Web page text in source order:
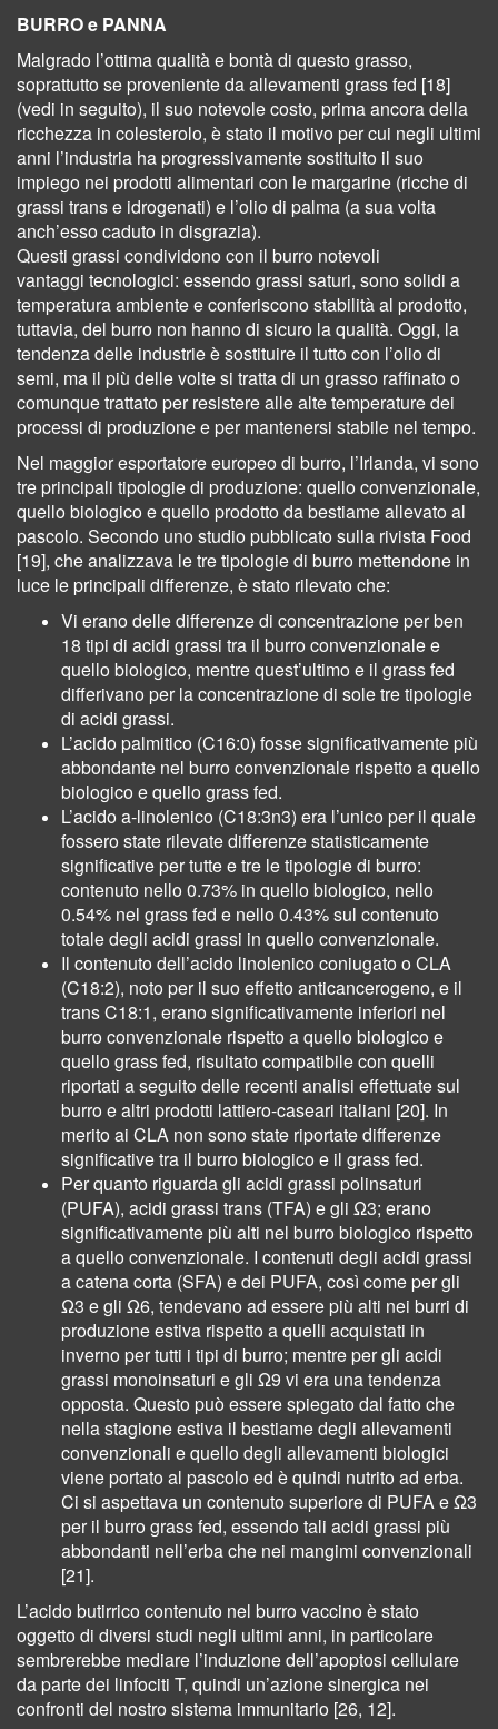
BURRO e PANNA
Malgrado l’ottima qualità e bontà di questo grasso,
soprattutto se proveniente da allevamenti grass fed [18]
(vedi in seguito), il suo notevole costo, prima ancora della
ricchezza in colesterolo, è stato il motivo per cui negli ultimi
anni l’industria ha progressivamente sostituito il suo
impiego nei prodotti alimentari con le margarine (ricche di
grassi trans e idrogenati) e l’olio di palma (a sua volta
anch’esso caduto in disgrazia).
Questi grassi condividono con il burro notevoli
vantaggi tecnologici: essendo grassi saturi, sono solidi a
temperatura ambiente e conferiscono stabilità al prodotto,
tuttavia, del burro non hanno di sicuro la qualità. Oggi, la
tendenza delle industrie è sostituire il tutto con l’olio di
semi, ma il più delle volte si tratta di un grasso raffinato o
comunque trattato per resistere alle alte temperature dei
processi di produzione e per mantenersi stabile nel tempo.
Nel maggior esportatore europeo di burro, l’Irlanda, vi sono
tre principali tipologie di produzione: quello convenzionale,
quello biologico e quello prodotto da bestiame allevato al
pascolo. Secondo uno studio pubblicato sulla rivista Food
[19], che analizzava le tre tipologie di burro mettendone in
luce le principali differenze, è stato rilevato che:
Vi erano delle differenze di concentrazione per ben
18 tipi di acidi grassi tra il burro convenzionale e
quello biologico, mentre quest’ultimo e il grass fed
differivano per la concentrazione di sole tre tipologie
di acidi grassi.
L’acido palmitico (C16:0) fosse significativamente più
abbondante nel burro convenzionale rispetto a quello
biologico e quello grass fed.
L’acido a-linolenico (C18:3n3) era l’unico per il quale
fossero state rilevate differenze statisticamente
significative per tutte e tre le tipologie di burro:
contenuto nello 0.73% in quello biologico, nello
0.54% nel grass fed e nello 0.43% sul contenuto
totale degli acidi grassi in quello convenzionale.
Il contenuto dell’acido linolenico coniugato o CLA
(C18:2), noto per il suo effetto anticancerogeno, e il
trans C18:1, erano significativamente inferiori nel
burro convenzionale rispetto a quello biologico e
quello grass fed, risultato compatibile con quelli
riportati a seguito delle recenti analisi effettuate sul
burro e altri prodotti lattiero-caseari italiani [20]. In
merito ai CLA non sono state riportate differenze
significative tra il burro biologico e il grass fed.
Per quanto riguarda gli acidi grassi polinsaturi
(PUFA), acidi grassi trans (TFA) e gli Ω3; erano
significativamente più alti nel burro biologico rispetto
a quello convenzionale. I contenuti degli acidi grassi
a catena corta (SFA) e dei PUFA, così come per gli
Ω3 e gli Ω6, tendevano ad essere più alti nei burri di
produzione estiva rispetto a quelli acquistati in
inverno per tutti i tipi di burro; mentre per gli acidi
grassi monoinsaturi e gli Ω9 vi era una tendenza
opposta. Questo può essere spiegato dal fatto che
nella stagione estiva il bestiame degli allevamenti
convenzionali e quello degli allevamenti biologici
viene portato al pascolo ed è quindi nutrito ad erba.
Ci si aspettava un contenuto superiore di PUFA e Ω3
per il burro grass fed, essendo tali acidi grassi più
abbondanti nell’erba che nei mangimi convenzionali
[21].
L’acido butirrico contenuto nel burro vaccino è stato
oggetto di diversi studi negli ultimi anni, in particolare
sembrerebbe mediare l’induzione dell’apoptosi cellulare
da parte dei linfociti T, quindi un’azione sinergica nei
confronti del nostro sistema immunitario [26, 12].